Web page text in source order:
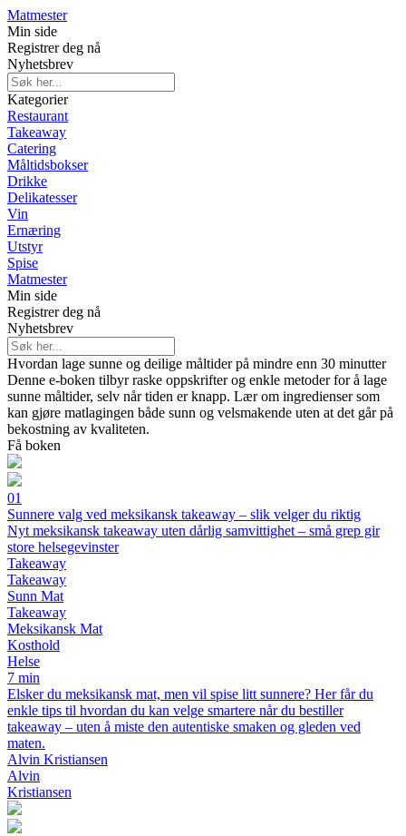
Matmester
Min side
Registrer deg nå
Nyhetsbrev
Kategorier
Restaurant
Takeaway
Catering
Måltidsbokser
Drikke
Delikatesser
Vin
Ernæring
Utstyr
Spise
Matmester
Min side
Registrer deg nå
Nyhetsbrev
Hvordan lage sunne og deilige måltider på mindre enn 30 minutter
Denne e-boken tilbyr raske oppskrifter og enkle metoder for å lage
sunne måltider, selv når tiden er knapp. Lær om ingredienser som
kan gjøre matlagingen både sunn og velsmakende uten at det går på
bekostning av kvaliteten.
Få boken
01
Sunnere valg ved meksikansk takeaway – slik velger du riktig
Nyt meksikansk takeaway uten dårlig samvittighet – små grep gir
store helsegevinster
Takeaway
Takeaway
Sunn Mat
Takeaway
Meksikansk Mat
Kosthold
Helse
7 min
Elsker du meksikansk mat, men vil spise litt sunnere? Her får du
enkle tips til hvordan du kan velge smartere når du bestiller
takeaway – uten å miste den autentiske smaken og gleden ved
maten.
Alvin Kristiansen
Alvin
Kristiansen